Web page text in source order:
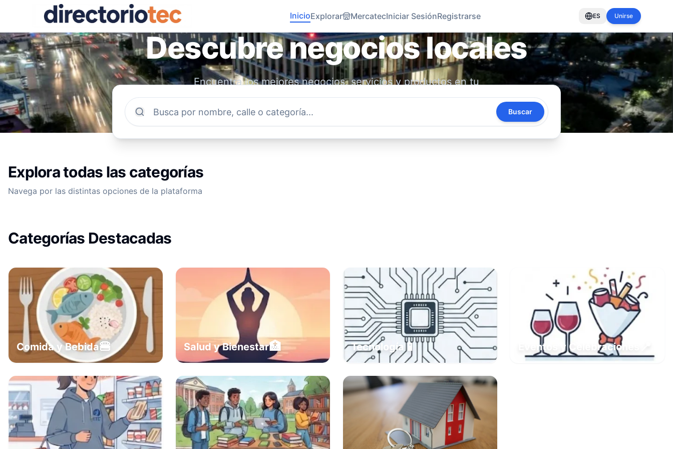
InicioExplorar MercatecIniciar SesiónRegistrarse ES Unirse
Descubre negocios locales
Encuentra los mejores negocios, servicios y productos en tu
comunidad. Conecta con emprendedores locales y apoya tu
Buscar
Explora todas las categorías
Navega por las distintas opciones de la plataforma
Categorías Destacadas
Comida y Bebida🍔 Salud y Bienestar🏥 Tecnología 📱 Eventos y Celebraciones